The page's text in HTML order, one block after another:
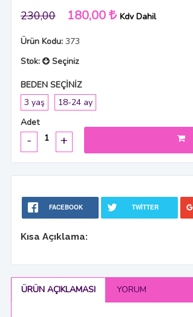
230,00 180,00 Kdv Dahil
Ürün Kodu: 373
Stok:
Seçiniz
BEDEN SEÇİNİZ
3 yaş
18-24 ay
Adet
- +
FACEBOOK TWITTER
Kısa Açıklama:
ÜRÜN AÇIKLAMASI YORUM